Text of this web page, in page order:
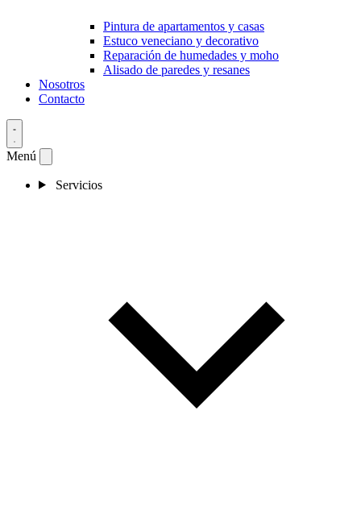
Pintura de apartamentos y casas
Estuco veneciano y decorativo
Reparación de humedades y moho
Alisado de paredes y resanes
Nosotros
Contacto
Menú
Servicios